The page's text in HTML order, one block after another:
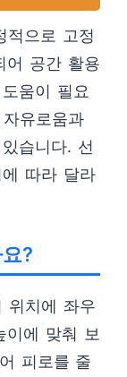
적으로 고정
어 공간 활용
움이 필요
유로움과
습니다. 선
따라 달라
?
위치에 좌우
이에 맞춰 보
피로를 줄